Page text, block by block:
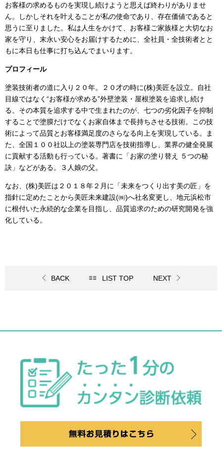
お客様の求めるものを実現し続けようと思えば終わりがありませ
ん。しかしそれを叶えることが私の使命であり、存在価値であると
思うに至りました。私は人生をかけて、お客様ご家族様と大切なお
家を守り、末永い安心をお届けするために、全社員・全技術者とと
もに本日も仕事に打ち込んでまいります。
プロフィール
塗装技術者の道に入り２０年。２０才の時に(株)美匠を設立。自社
目線ではなく“お客様が求める”外壁塗装・屋根塗装を追求し続け
る。その本質を追求する中で生まれたのが、七つの劣化因子を抑制
することで塗膜だけでなくお家自体まで長持ちさせる技術。この技
術によって品質とお客様満足度のさらなる向上を実現している。ま
た、全国１００社以上の塗装専門店を技術指導し、業界の健全発展
に貢献する活動も行っている。著書に「お家の塗り替え ５つの秘
訣」などがある。３人娘の父。
なお、 (株)美匠は２０１８年２月に「未来をつくり出す美の匠」を
指針に定めたことから美匠未来建設(㈱)へ社名変更し、地元浜松市
に根付いた永続的な企業を目指し、品質追求のための研究開発を強
化している。
BACK LIST TOP NEXT